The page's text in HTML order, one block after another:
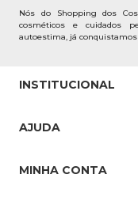
Nós do Shopping dos
cosméticos e cuidados
autoestima, já conquistamos
INSTITUCIONAL
Pedidos Whatsapp
AJUDA
MINHA CONTA